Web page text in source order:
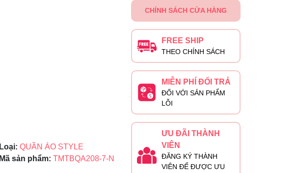
Loại: QUẦN ÁO STYLE
Mã sản phẩm: TMTBQA208-7-N
CHÍNH SÁCH CỬA HÀNG
FREE SHIP
THEO CHÍNH SÁCH
MIỄN PHÍ ĐỔI TRẢ
ĐỐI VỚI SẢN PHẨM
LỖI
ƯU ĐÃI THÀNH
VIÊN
ĐĂNG KÝ THÀNH
VIÊN ĐỂ ĐƯỢC ƯU